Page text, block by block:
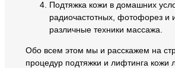
Подтяжка кожи в домашних
радиочастотных, фотофорез
различные техники массажа.
Обо всем этом мы и расскажем на
процедур подтяжки и лифтинга кожи